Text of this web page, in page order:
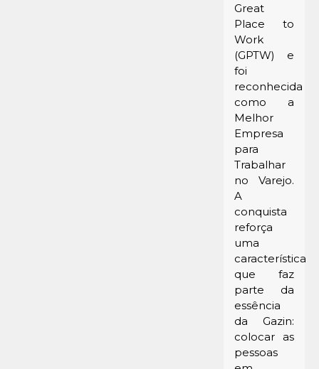
Great
Place to
Work
(GPTW) e
foi
reconhecida
como a
Melhor
Empresa
para
Trabalhar
no Varejo.
A
conquista
reforça
uma
característica
que faz
parte da
essência
da Gazin:
colocar as
pessoas